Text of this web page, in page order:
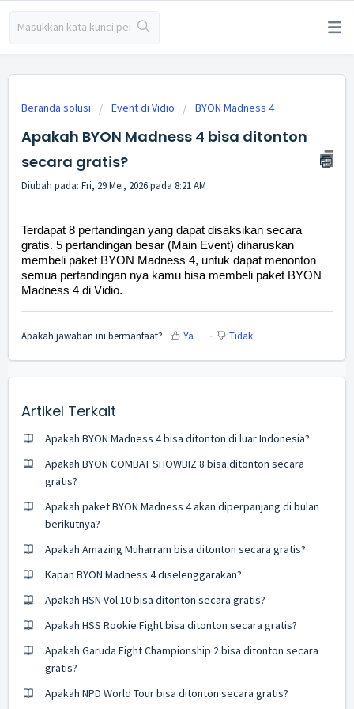
Beranda solusi Event di Vidio BYON Madness 4
Apakah BYON Madness 4 bisa ditonton
secara gratis?
Diubah pada: Fri, 29 Mei, 2026 pada 8:21 AM
Terdapat 8 pertandingan yang dapat disaksikan secara
gratis. 5 pertandingan besar (Main Event) diharuskan
membeli paket BYON Madness 4, untuk dapat menonton
semua pertandingan nya kamu bisa membeli paket BYON
Madness 4 di Vidio.
Apakah jawaban ini bermanfaat? Ya Tidak
Artikel Terkait
Apakah BYON Madness 4 bisa ditonton di luar Indonesia?
Apakah BYON COMBAT SHOWBIZ 8 bisa ditonton secara
gratis?
Apakah paket BYON Madness 4 akan diperpanjang di bulan
berikutnya?
Apakah Amazing Muharram bisa ditonton secara gratis?
Kapan BYON Madness 4 diselenggarakan?
Apakah HSN Vol.10 bisa ditonton secara gratis?
Apakah HSS Rookie Fight bisa ditonton secara gratis?
Apakah Garuda Fight Championship 2 bisa ditonton secara
gratis?
Apakah NPD World Tour bisa ditonton secara gratis?